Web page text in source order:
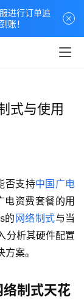
式与使用
否支持中国广电
资费套餐的用
的 网络制式与当
分析其硬件配置
案。
制式天花
进行订单追
账！